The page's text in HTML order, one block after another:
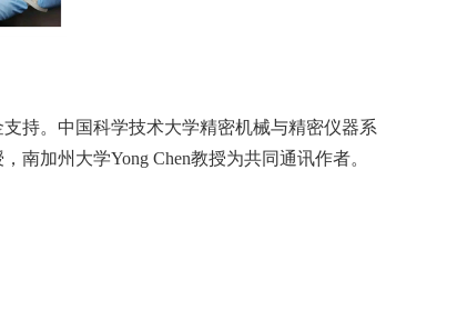
持。中国科学技术大学精密机械与精密仪器系
加州大学Yong Chen教授为共同通讯作者。